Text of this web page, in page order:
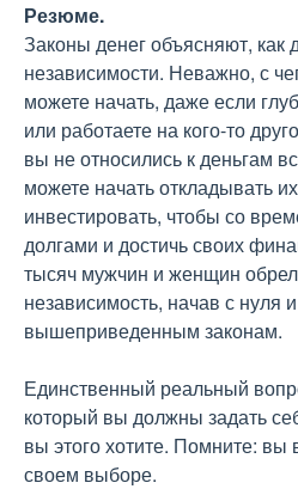
Резюме.
Законы денег объясняют, как
независимости. Неважно, с
можете начать, даже если
или работаете на кого-то
вы не относились к деньгам
можете начать откладывать
инвестировать, чтобы со
долгами и достичь своих
тысяч мужчин и женщин
независимость, начав с нуля
вышеприведенным законам.
Единственный реальный
который вы должны задать
вы этого хотите. Помните: вы
своем выборе.